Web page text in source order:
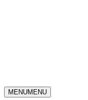
MENUMENU